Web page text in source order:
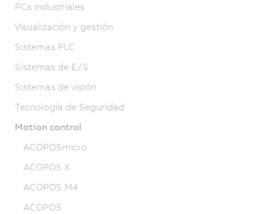
PCs industriales
Visualización y gestión
Sistemas PLC
Sistemas de E/S
Sistemas de visión
Tecnología de Seguridad
Motion control
ACOPOSmicro
ACOPOS X
ACOPOS M4
ACOPOS